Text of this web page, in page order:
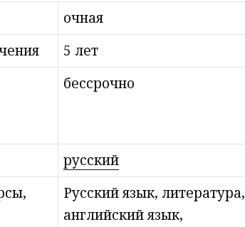
очная
5 лет
бессрочно
русский
Русский язык, литература,
английский язык,